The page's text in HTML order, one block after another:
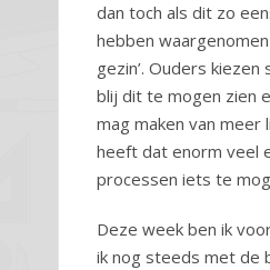
dan toch als dit zo
hebben
gezin’. Ouders
blij dit te mogen zien
mag maken van
heeft dat enorm veel
processen iets te
Deze week ben ik
ik nog steeds met de